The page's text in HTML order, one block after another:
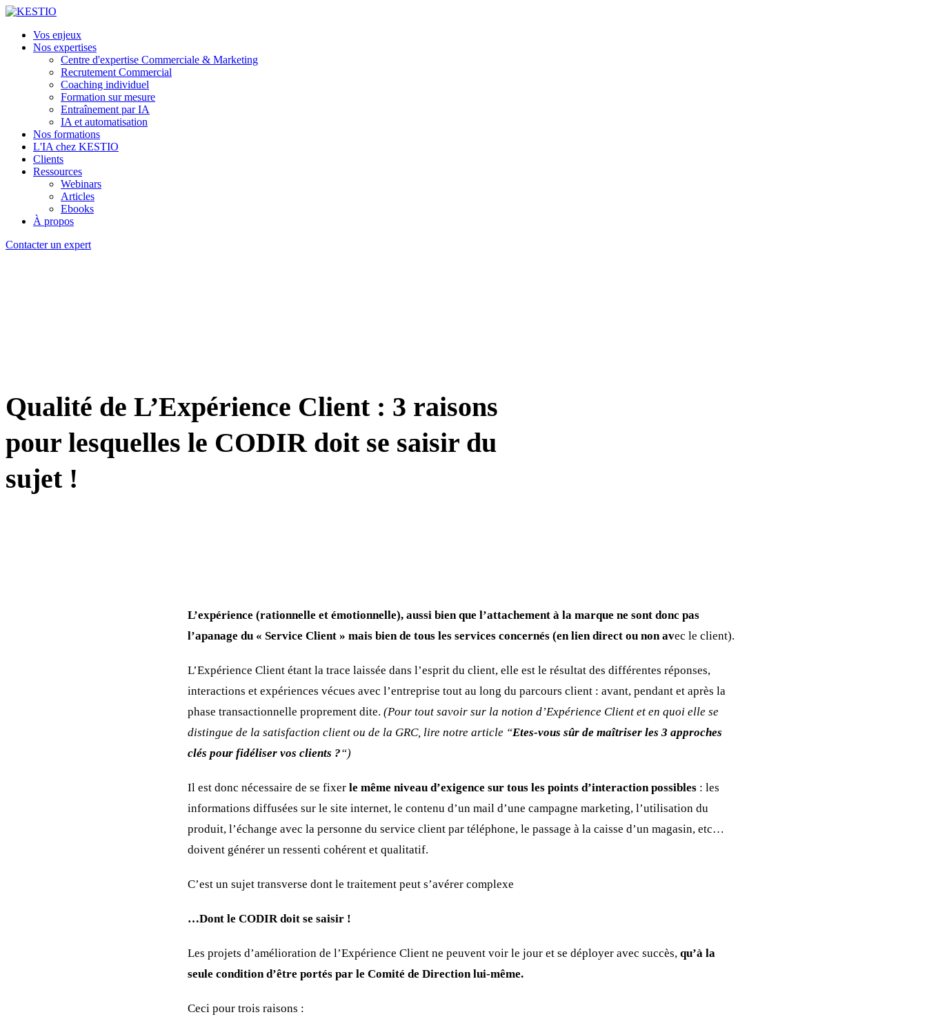
Vos enjeux
Nos expertises
Centre d'expertise Commerciale & Marketing
Recrutement Commercial
Coaching individuel
Formation sur mesure
Entraînement par IA
IA et automatisation
Nos formations
L'IA chez KESTIO
Clients
Ressources
Webinars
Articles
Ebooks
À propos
Contacter un expert
Qualité de L’Expérience Client : 3 raisons
pour lesquelles le CODIR doit se saisir du
sujet !
L’expérience (rationnelle et émotionnelle), aussi bien que l’attachement à la marque ne sont donc pas
l’apanage du « Service Client » mais bien de tous les services concernés (en lien direct ou non avec le client).
L’Expérience Client étant la trace laissée dans l’esprit du client, elle est le résultat des différentes réponses,
interactions et expériences vécues avec l’entreprise tout au long du parcours client : avant, pendant et après la
phase transactionnelle proprement dite. (Pour tout savoir sur la notion d’Expérience Client et en quoi elle se
distingue de la satisfaction client ou de la GRC, lire notre article “Etes-vous sûr de maîtriser les 3 approches
clés pour fidéliser vos clients ?“)
Il est donc nécessaire de se fixer le même niveau d’exigence sur tous les points d’interaction possibles : les
informations diffusées sur le site internet, le contenu d’un mail d’une campagne marketing, l’utilisation du
produit, l’échange avec la personne du service client par téléphone, le passage à la caisse d’un magasin, etc…
doivent générer un ressenti cohérent et qualitatif.
C’est un sujet transverse dont le traitement peut s’avérer complexe
…Dont le CODIR doit se saisir !
Les projets d’amélioration de l’Expérience Client ne peuvent voir le jour et se déployer avec succès, qu’à la
seule condition d’être portés par le Comité de Direction lui-même.
Ceci pour trois raisons :